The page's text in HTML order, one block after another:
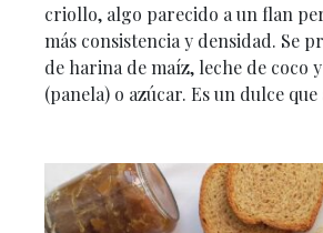
criollo, algo parecido a un flan
más consistencia y densidad. Se
de harina de maíz, leche de coco
(panela) o azúcar. Es un dulce que